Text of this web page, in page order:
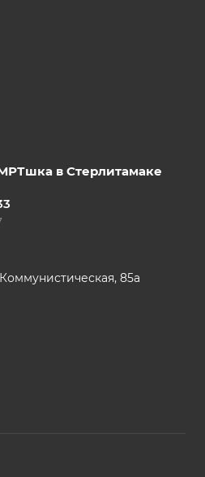
в Стерлитамаке
85а